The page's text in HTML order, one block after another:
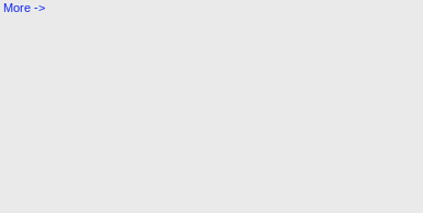
More ->